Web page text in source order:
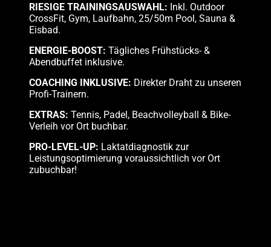
RIESIGE TRAININGSAUSWAHL: Inkl. Outdoor
CrossFit, Gym, Laufbahn, 25/50m Pool, Sauna &
Eisbad.
ENERGIE-BOOST: Tägliches Frühstücks- &
Abendbuffet inklusive.
COACHING INKLUSIVE: Direkter Draht zu unseren
Profi-Trainern.
EXTRAS: Tennis, Padel, Beachvolleyball & Bike-
Verleih vor Ort buchbar.
PRO-LEVEL-UP: Laktatdiagnostik zur
Leistungsoptimierung voraussichtlich vor Ort
zubuchbar!